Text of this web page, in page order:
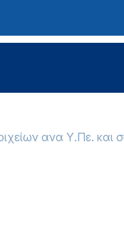
ανα Υ.Πε. και